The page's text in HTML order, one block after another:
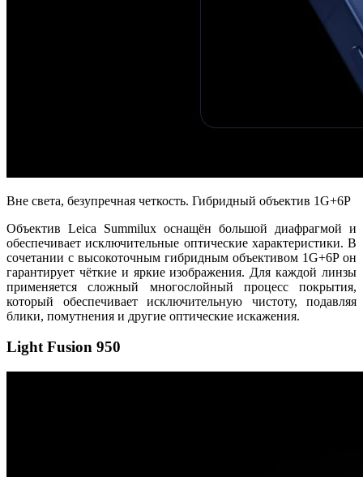
Вне света, безупречная четкость. Гибридный объектив 1G+6P
Объектив Leica Summilux оснащён большой диафрагмой и
обеспечивает исключительные оптические характеристики. В
сочетании с высокоточным гибридным объективом 1G+6P он
гарантирует чёткие и яркие изображения. Для каждой линзы
применяется сложный многослойный процесс покрытия,
который обеспечивает исключительную чистоту, подавляя
блики, помутнения и другие оптические искажения.
Light Fusion 950